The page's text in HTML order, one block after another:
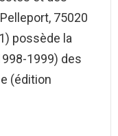
75020
possède la
1999) des
(édition